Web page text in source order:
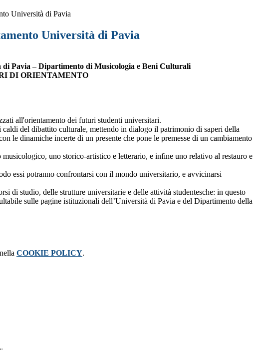
Università di Pavia
Università di Pavia
di Pavia – Dipartimento di Musicologia e Beni Culturali
DI ORIENTAMENTO
all'orientamento dei futuri studenti universitari.
del dibattito culturale, mettendo in dialogo il patrimonio di saperi della
le dinamiche incerte di un presente che pone le premesse di un cambiamento
uno storico-artistico e letterario, e infine uno relativo al restauro e
essi potranno confrontarsi con il mondo universitario, e avvicinarsi
studio, delle strutture universitarie e delle attività studentesche: in questo
sulle pagine istituzionali dell’Università di Pavia e del Dipartimento della
COOKIE POLICY.